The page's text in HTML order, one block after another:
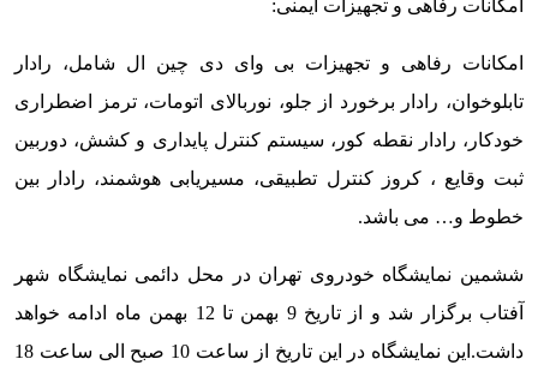
امکانات رفاهی و تجهیزات ایمنی:
امکانات رفاهی و تجهیزات بی وای دی چین ال شامل، رادار
تابلوخوان، رادار برخورد از جلو، نوربالای اتومات، ترمز اضطراری
خودکار، رادار نقطه کور، سیستم کنترل پایداری و کشش، دوربین
ثبت وقایع ، کروز کنترل تطبیقی، مسیریابی هوشمند، رادار بین
خطوط و… می باشد.
ششمین نمایشگاه خودروی تهران در محل دائمی نمایشگاه شهر
آفتاب برگزار شد و از تاریخ 9 بهمن تا 12 بهمن ماه ادامه خواهد
داشت.این نمایشگاه در این تاریخ از ساعت 10 صبح الی ساعت 18